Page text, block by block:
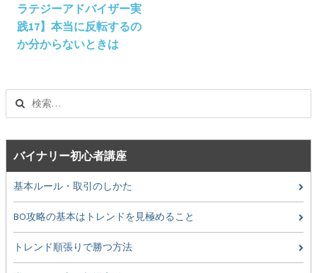
ナ
ビ
ゲ
シ
ョ
ン
ラテジーアドバイザー実
践17】本当に反転するの
か分からないときは
バイナリー初心者講座
基本ルール・取引のしかた
BO攻略の基本はトレンドを見極めること
トレンド順張りで勝つ方法